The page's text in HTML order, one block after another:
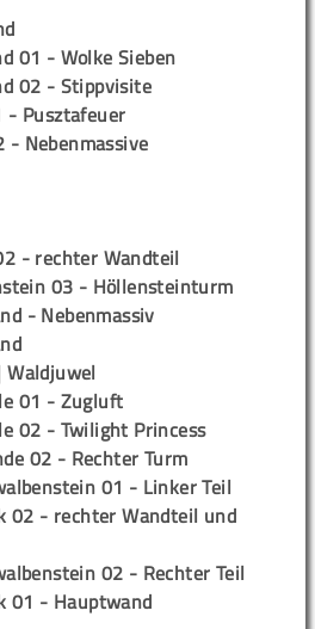
01 - Wolke Sieben
02 - Stippvisite
- Pusztafeuer
- Nebenmassive
- rechter Wandteil
03 - Höllensteinturm
- Nebenmassiv
Waldjuwel
01 - Zugluft
02 - Twilight Princess
02 - Rechter Turm
01 - Linker Teil
02 - rechter Wandteil und
02 - Rechter Teil
01 - Hauptwand